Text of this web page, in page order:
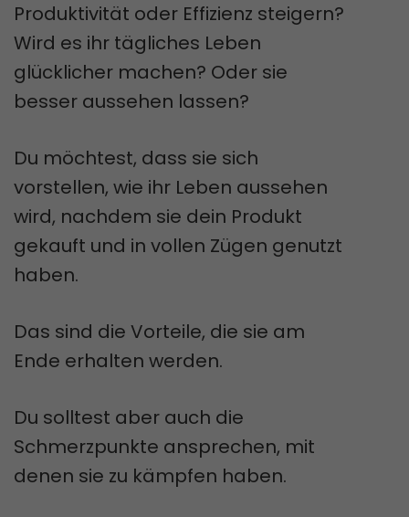
Produktivität oder Effizienz steigern?
Wird es ihr tägliches Leben
glücklicher machen? Oder sie
besser aussehen lassen?
Du möchtest, dass sie sich
vorstellen, wie ihr Leben aussehen
wird, nachdem sie dein Produkt
gekauft und in vollen Zügen genutzt
haben.
Das sind die Vorteile, die sie am
Ende erhalten werden.
Du solltest aber auch die
Schmerzpunkte ansprechen, mit
denen sie zu kämpfen haben.